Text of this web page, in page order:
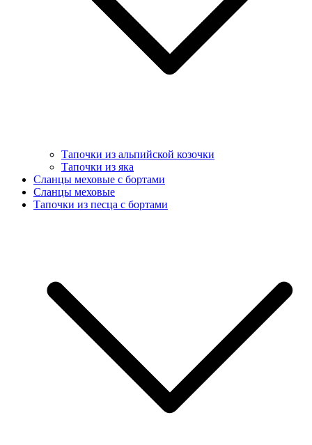
Тапочки из альпийской козочки
Тапочки из яка
Сланцы меховые с бортами
Сланцы меховые
Тапочки из песца с бортами